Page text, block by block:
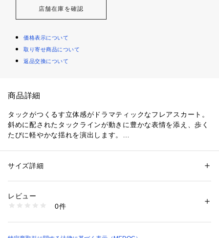
店舗在庫を確認
価格表示について
取り寄せ商品について
返品交換について
商品詳細
タックがつくるす立体感がドラマティックなフレアスカート。
斜めに配されたタックラインが動きに豊かな表情を添え、歩く
たびに軽やかな揺れを演出します。
地をキープします。
ご自宅で手洗い可能な扱いやすさも、日常に取り入れやすいポ
性別：レディース
素材：素材 | ナイロン：95％、ポリウレタン：5％
   ※インナーのカラー等をお気をつけ下さい
伸縮性 | 若干あり
家庭洗濯 | 手洗い可
サイズ詳細
レビュー
0件